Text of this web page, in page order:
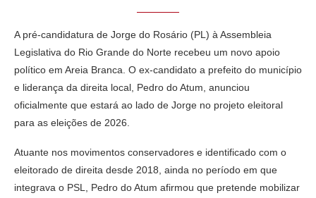
A pré-candidatura de Jorge do Rosário (PL) à Assembleia
Legislativa do Rio Grande do Norte recebeu um novo apoio
político em Areia Branca. O ex-candidato a prefeito do município
e liderança da direita local, Pedro do Atum, anunciou
oficialmente que estará ao lado de Jorge no projeto eleitoral
para as eleições de 2026.
Atuante nos movimentos conservadores e identificado com o
eleitorado de direita desde 2018, ainda no período em que
integrava o PSL, Pedro do Atum afirmou que pretende mobilizar